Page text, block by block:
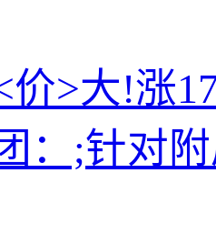
价>大!涨
：;针对